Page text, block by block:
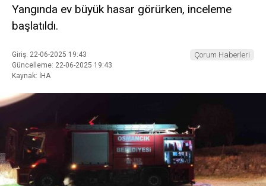
Yangında ev büyük hasar görürken, inceleme
başlatıldı.
Giriş: 22-06-2025 19:43
Güncelleme: 22-06-2025 19:43
Kaynak: İHA
Çorum Haberleri